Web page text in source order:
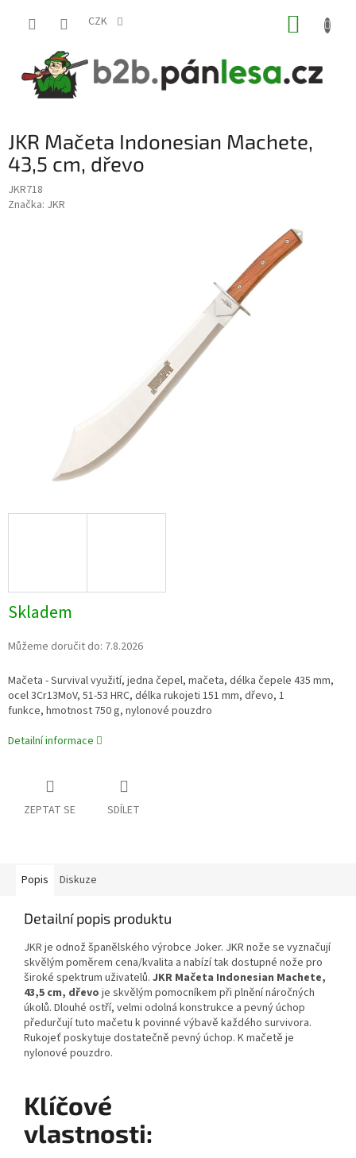
CZK
JKR Mačeta Indonesian Machete,
43,5 cm, dřevo
JKR718
Značka: JKR
Skladem
Můžeme doručit do: 7.8.2026
Mačeta - Survival využití, jedna čepel, mačeta, délka čepele 435 mm,
ocel 3Cr13MoV, 51-53 HRC, délka rukojeti 151 mm, dřevo, 1
funkce, hmotnost 750 g, nylonové pouzdro
Detailní informace
ZEPTAT SE SDÍLET
Popis Diskuze
Detailní popis produktu
JKR je odnož španělského výrobce Joker. JKR nože se vyznačují
skvělým poměrem cena/kvalita a nabízí tak dostupné nože pro
široké spektrum uživatelů. JKR Mačeta Indonesian Machete,
43,5 cm, dřevo je skvělým pomocníkem při plnění náročných
úkolů. Dlouhé ostří, velmi odolná konstrukce a pevný úchop
předurčují tuto mačetu k povinné výbavě každého survivora.
Rukojeť poskytuje dostatečně pevný úchop. K mačetě je
nylonové pouzdro.
Klíčové
vlastnosti: